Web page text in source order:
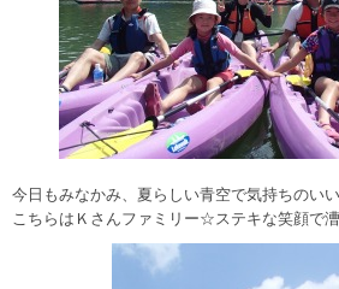
今日もみなかみ、夏らしい青空で気持ちのい
こちらはＫさんファミリー☆ステキな笑顔で